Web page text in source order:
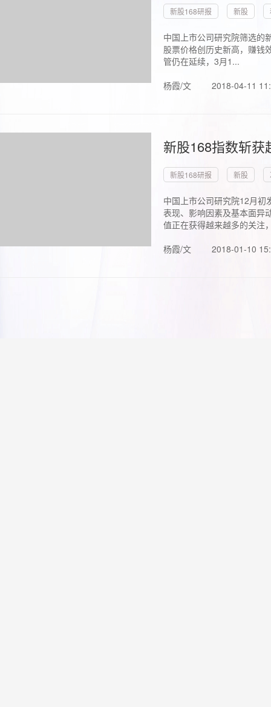
新股168研报 新股
中国上市公司研究院筛选的
股票价格创历史新高，赚钱
管仍在延续，3月1...
杨霞/文
2018-04-11
新股168指数斩
新股168研报 新股
中国上市公司研究院12月初
表现、影响因素及基本面异
值正在获得越来越多的关注
杨霞/文
2018-01-10